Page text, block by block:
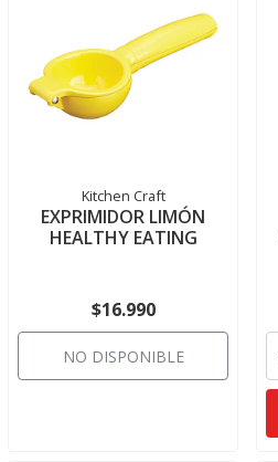
Kitchen Craft
EXPRIMIDOR LIMÓN
HEALTHY EATING
$16.990
NO DISPONIBLE